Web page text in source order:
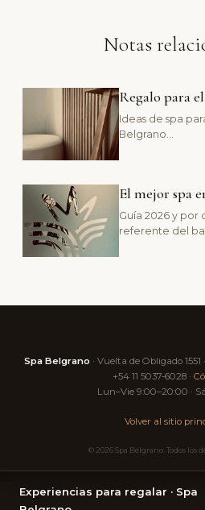
Notas
Regalo para el
Ideas de spa
Belgrano…
El mejor spa
Guía 2026 y por
referente del
Spa Belgrano · Vuelta de Obligado
+54 11 5037-6028 ·
Lun–Vie 9:00–20:00 ·
Volver al sitio
© 2026 Spa Belgrano. Todos los
Experiencias para regalar · Spa